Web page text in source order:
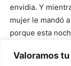
Valoramos
envidia. Y
mujer le mandó
porque esta
a la gente para